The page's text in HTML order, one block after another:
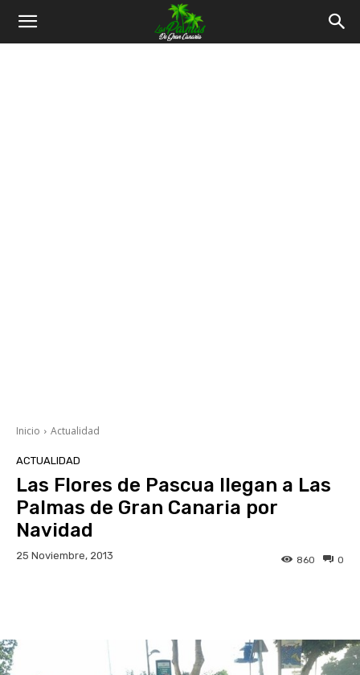
Inicio Actualidad
ACTUALIDAD
Las Flores de Pascua llegan a Las
Palmas de Gran Canaria por
Navidad
25 Noviembre, 2013 0
860